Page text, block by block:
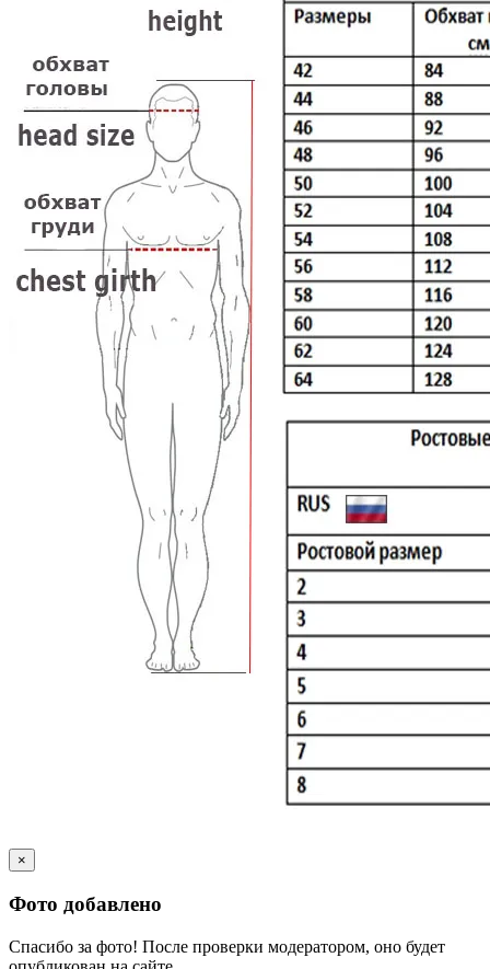
×
Фото добавлено
Спасибо за фото! После проверки модератором, оно будет